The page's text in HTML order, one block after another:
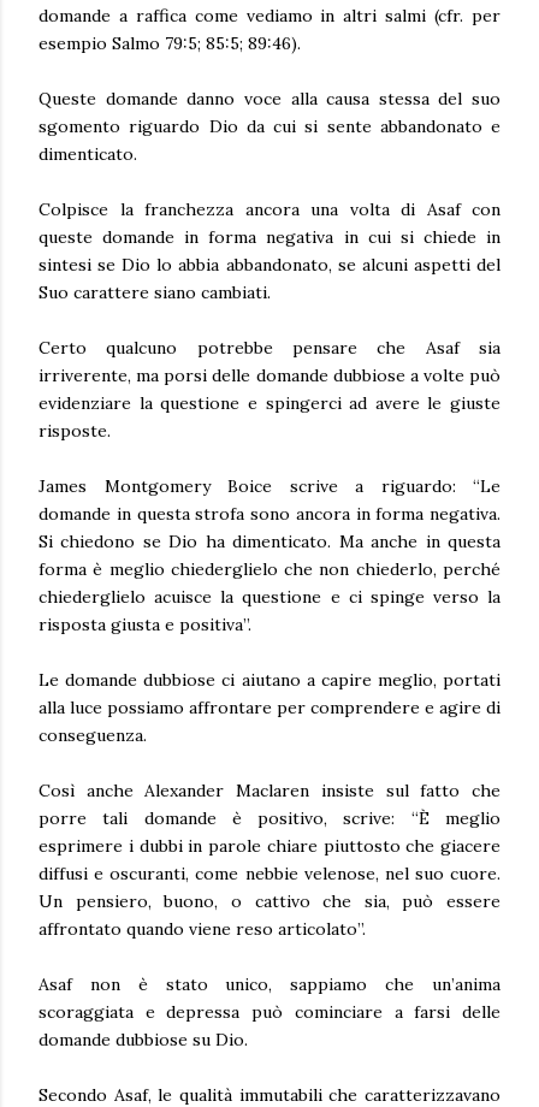
domande a raffica come vediamo in altri salmi (cfr. per
esempio Salmo 79:5; 85:5; 89:46).
Queste domande danno voce alla causa stessa del suo
sgomento riguardo Dio da cui si sente abbandonato e
dimenticato.
Colpisce la franchezza ancora una volta di Asaf con
queste domande in forma negativa in cui si chiede in
sintesi se Dio lo abbia abbandonato, se alcuni aspetti del
Suo carattere siano cambiati.
Certo qualcuno potrebbe pensare che Asaf sia
irriverente, ma porsi delle domande dubbiose a volte può
evidenziare la questione e spingerci ad avere le giuste
risposte.
James Montgomery Boice scrive a riguardo: “Le
domande in questa strofa sono ancora in forma negativa.
Si chiedono se Dio ha dimenticato. Ma anche in questa
forma è meglio chiederglielo che non chiederlo, perché
chiederglielo acuisce la questione e ci spinge verso la
risposta giusta e positiva”.
Le domande dubbiose ci aiutano a capire meglio, portati
alla luce possiamo affrontare per comprendere e agire di
conseguenza.
Così anche Alexander Maclaren insiste sul fatto che
porre tali domande è positivo, scrive: “È meglio
esprimere i dubbi in parole chiare piuttosto che giacere
diffusi e oscuranti, come nebbie velenose, nel suo cuore.
Un pensiero, buono, o cattivo che sia, può essere
affrontato quando viene reso articolato”.
Asaf non è stato unico, sappiamo che un’anima
scoraggiata e depressa può cominciare a farsi delle
domande dubbiose su Dio.
Secondo Asaf, le qualità immutabili che caratterizzavano